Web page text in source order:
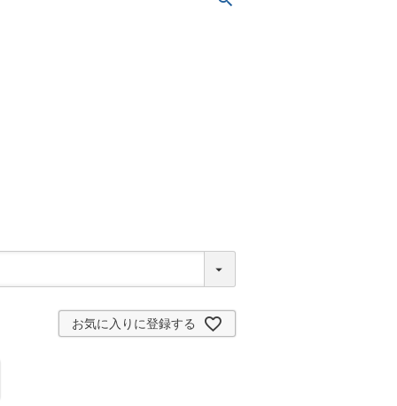
お気に入りに登録する